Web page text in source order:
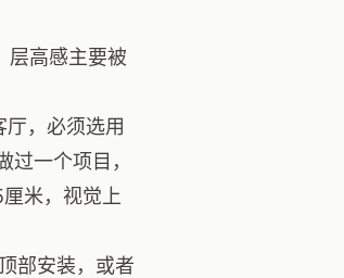
层高感主要被
，必须选用
一个项目，
米，视觉上
部安装，或者